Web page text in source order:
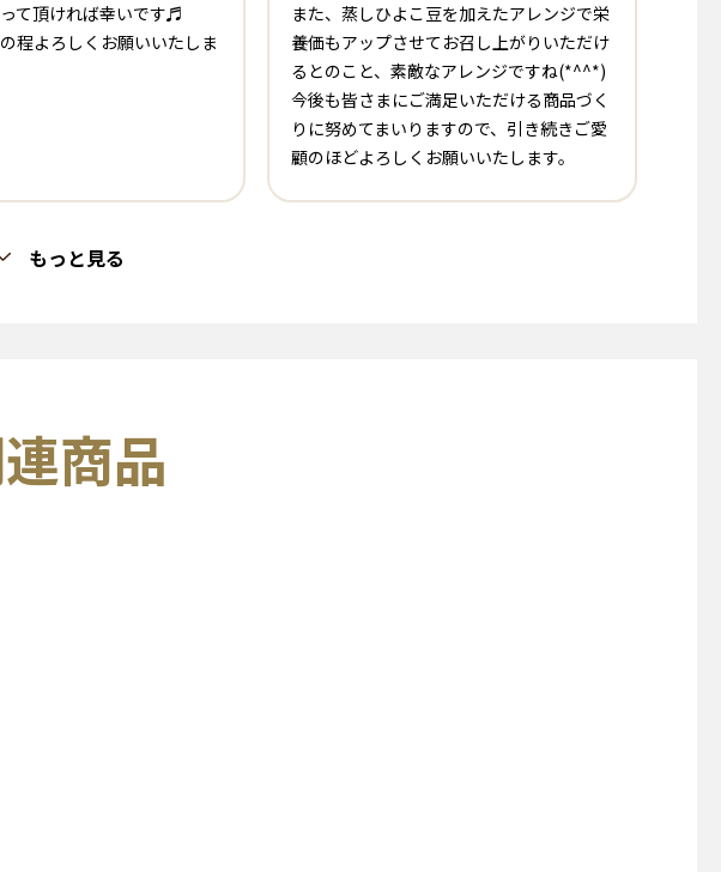
て頂ければ幸いです♬
程よろしくお願いいたしま
また、蒸しひよこ豆を加えたアレンジで栄
養価もアップさせてお召し上がりいただけ
るとのこと、素敵なアレンジですね(*^^*)
今後も皆さまにご満足いただける商品づく
りに努めてまいりますので、引き続きご愛
顧のほどよろしくお願いいたします。
もっと見る
商品